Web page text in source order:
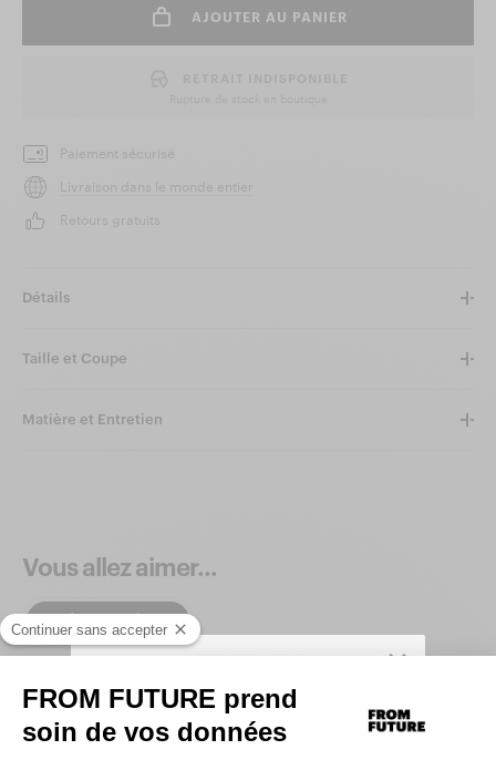
AJOUTER AU PANIER
Paiement sécurisé
Livraison dans le monde entier
Retours gratuits
Détails
Taille et Coupe
Matière et Entretien
Vous allez aimer...
Produits similaires
SIGN UP TO UNLOCK YOUR PERSONAL
CODE ANDGET 10% OFF YOUR FIRST